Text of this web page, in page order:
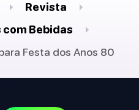
Revista
com Bebidas
Festa dos Anos 80